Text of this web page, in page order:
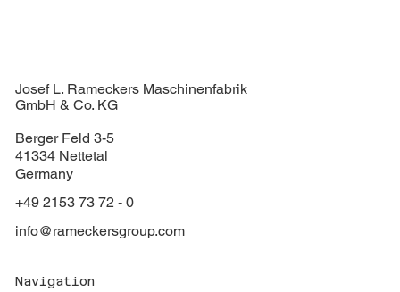
Josef L. Rameckers Maschinenfabrik
GmbH & Co. KG
Berger Feld 3-5
41334 Nettetal
Germany
+49 2153 73 72 - 0
info@rameckersgroup.com
Navigation